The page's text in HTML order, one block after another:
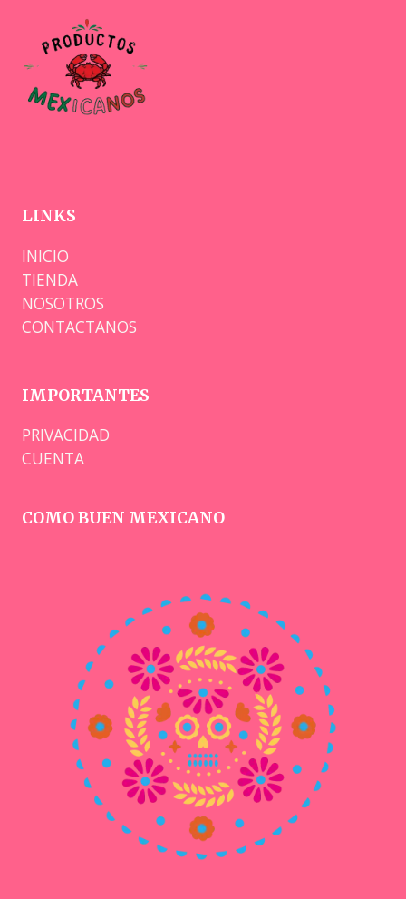
LINKS
INICIO
TIENDA
NOSOTROS
CONTACTANOS
IMPORTANTES
PRIVACIDAD
CUENTA
COMO BUEN MEXICANO